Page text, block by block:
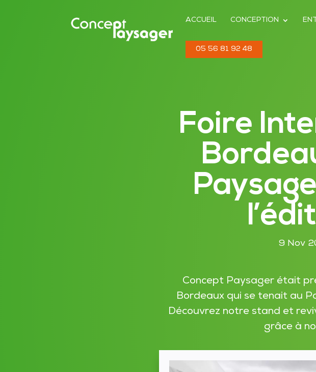
ACCUEIL CONCEPTION
05 56 81 92 48
Foire
9 Nov
Concept Paysager était
Bordeaux qui se tenait au
Découvrez notre stand et
grâce à